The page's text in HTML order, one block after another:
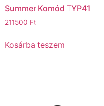
Summer Komód TYP41
211500 Ft
Kosárba teszem